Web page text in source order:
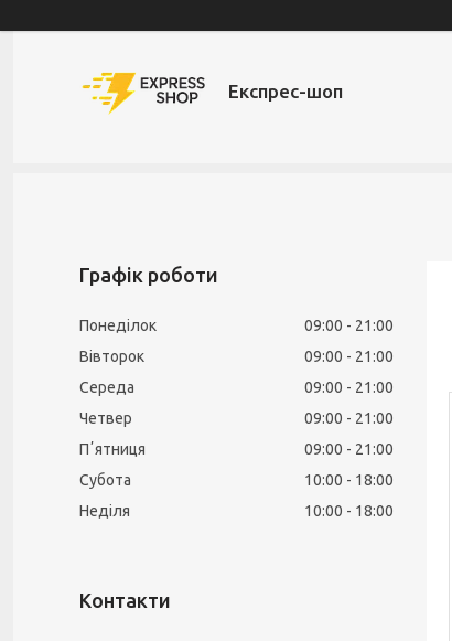
Експрес-шоп
Графік роботи
Понеділок 09:00
21:00
Вівторок
09:00
21:00
Середа
09:00
21:00
Четвер
09:00
21:00
Пʼятниця
09:00
21:00
Субота
10:00
18:00
Неділя
10:00 18:00